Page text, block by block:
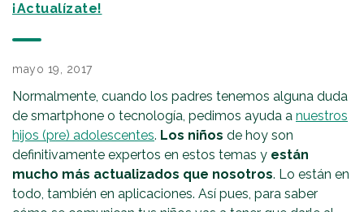
¡Actualízate!
mayo 19, 2017
Normalmente, cuando los padres tenemos alguna duda
de smartphone o tecnología, pedimos ayuda a nuestros
hijos (pre) adolescentes. Los niños de hoy son
definitivamente expertos en estos temas y están
mucho más actualizados que nosotros. Lo están en
todo, también en aplicaciones. Así pues, para saber